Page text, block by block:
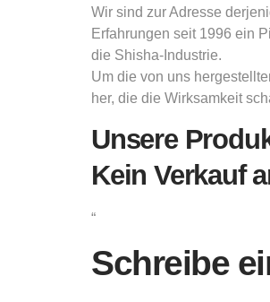
Wir sind zur Adresse
Erfahrungen seit 1996 ein
die Shisha-Industrie.
Um die von uns
her, die die Wirksamkeit
Unsere
Kein Verkauf
“
Schreibe